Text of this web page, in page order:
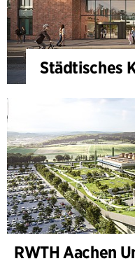
Städtisches